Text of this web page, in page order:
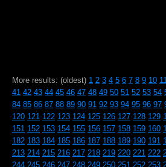
More results: (oldest) 1 2 3 4 5 6 7 8 9 10 11
41 42 43 44 45 46 47 48 49 50 51 52 53 54
84 85 86 87 88 89 90 91 92 93 94 95 96 97
120 121 122 123 124 125 126 127 128 129
151 152 153 154 155 156 157 158 159 160
182 183 184 185 186 187 188 189 190 191
213 214 215 216 217 218 219 220 221 222
244 245 246 247 248 249 250 251 252 253